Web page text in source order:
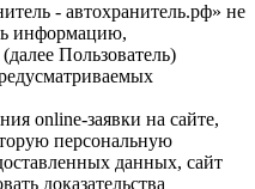
- автохранитель.рф» не
информацию,
Пользователь)
online-заявки на сайте,
персональную
данных, сайт
доказательства